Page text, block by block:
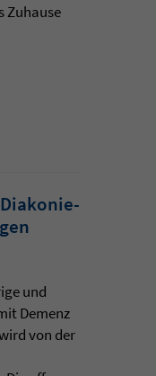
Zuhause
und
Demenz
von der